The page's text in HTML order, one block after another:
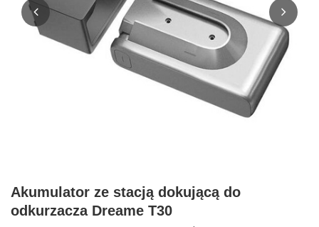
Akumulator ze stacją dokującą do
odkurzacza Dreame T30